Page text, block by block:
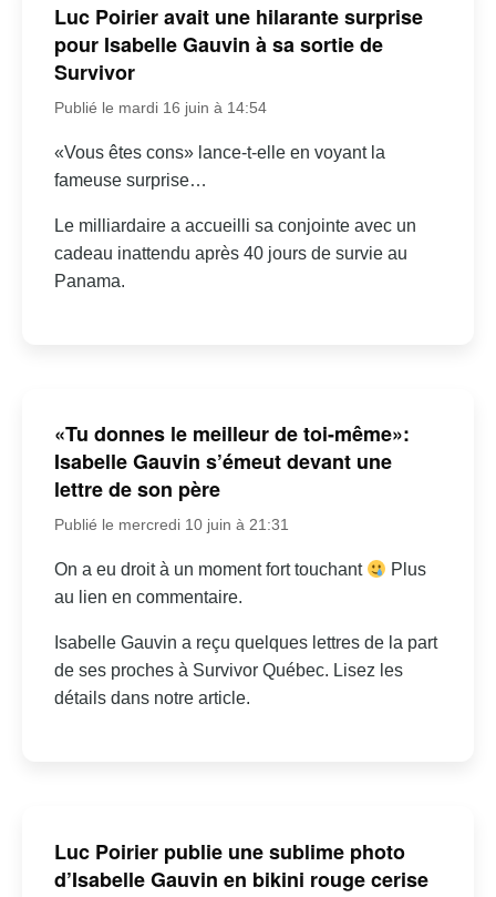
Luc Poirier avait une hilarante surprise
pour Isabelle Gauvin à sa sortie de
Survivor
Publié le mardi 16 juin à 14:54
«Vous êtes cons» lance-t-elle en voyant la
fameuse surprise…
Le milliardaire a accueilli sa conjointe avec un
cadeau inattendu après 40 jours de survie au
Panama.
«Tu donnes le meilleur de toi-même»:
Isabelle Gauvin s’émeut devant une
lettre de son père
Publié le mercredi 10 juin à 21:31
On a eu droit à un moment fort touchant
Plus
au lien en commentaire.
Isabelle Gauvin a reçu quelques lettres de la part
de ses proches à Survivor Québec. Lisez les
détails dans notre article.
Luc Poirier publie une sublime photo
d’Isabelle Gauvin en bikini rouge cerise